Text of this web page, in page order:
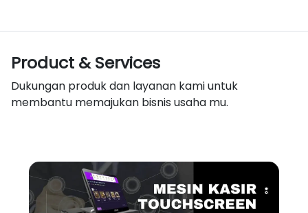
Product & Services
Dukungan produk dan layanan kami untuk
membantu memajukan bisnis usaha mu.